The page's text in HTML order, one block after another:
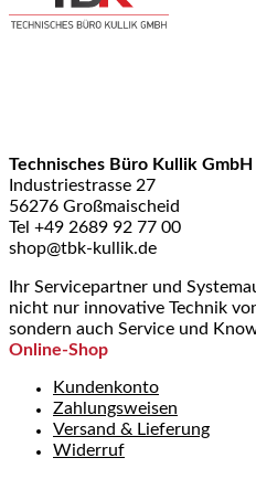
Technisches Büro Kullik GmbH
Industriestrasse 27
56276 Großmaischeid
Tel +49 2689 92 77 00
shop@tbk-kullik.de
Ihr Servicepartner und
nicht nur innovative Technik
sondern auch Service und
Online-Shop
Kundenkonto
Zahlungsweisen
Versand & Lieferung
Widerruf